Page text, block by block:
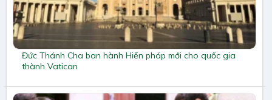
Đức Thánh Cha ban hành Hiến pháp mới cho quốc gia
thành Vatican